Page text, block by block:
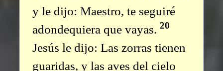
y le dijo: Maestro, te seguiré
adondequiera que vayas. 20
Jesús le dijo: Las zorras tienen
guaridas, y las aves del cielo